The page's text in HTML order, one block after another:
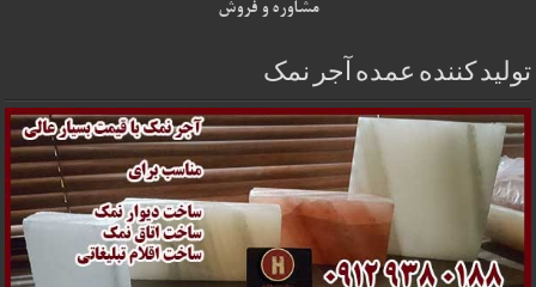
مشاوره و فروش
تولید کننده عمده آجر نمک